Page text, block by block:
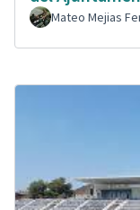
Mateo Mejias